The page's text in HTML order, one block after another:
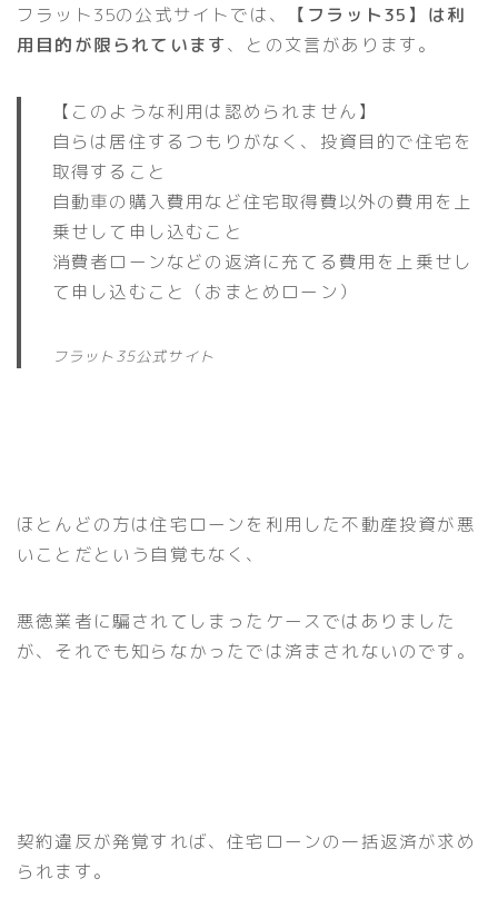
フラット35の公式サイトでは、
【フラット35】は利
用目的が限られています、との文言があります。
【このような利用は認められません】
自らは居住するつもりがなく、投資目的で住宅を
取得すること
自動車の購入費用など住宅取得費以外の費用を上
乗せして申し込むこと
消費者ローンなどの返済に充てる費用を上乗せし
て申し込むこと（おまとめローン）
フラット35公式サイト
ほとんどの方は住宅ローンを利用した不動産投資が悪
いことだという自覚もなく、
悪徳業者に騙されてしまったケースではありました
が、それでも知らなかったでは済まされないのです。
契約違反が発覚すれば、住宅ローンの一括返済が求め
られます。